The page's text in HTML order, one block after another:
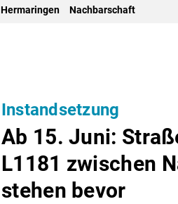
Hermaringen
Nachbarschaft
Instandsetzung
Ab 15. Juni:
L1181 zwischen
stehen bevor